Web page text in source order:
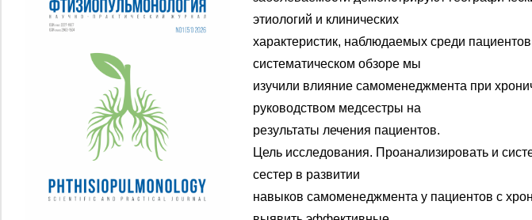
этиологий и клинических
характеристик, наблюдаемых среди
систематическом обзоре мы
изучили влияние самоменеджмента при
руководством медсестры на
результаты лечения пациентов.
Цель исследования. Проанализировать и
сестер в развитии
навыков самоменеджмента у пациентов с